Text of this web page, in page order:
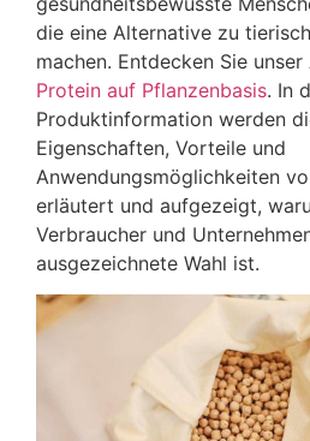
die eine Alternative zu
machen. Entdecken Sie
Protein auf Pflanzenbasis. In
Produktinformation werden
Eigenschaften, Vorteile und
Anwendungsmöglichkeiten
erläutert und aufgezeigt,
Verbraucher und
ausgezeichnete Wahl ist.